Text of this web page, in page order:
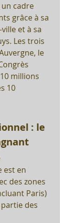
cadre
grâce à sa
et à sa
Les trois
le
millions
10
: le
est en
des zones
Paris)
des